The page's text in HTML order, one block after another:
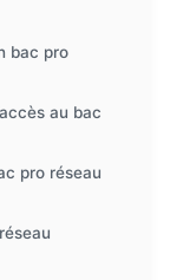
bac pro
au bac
pro réseau